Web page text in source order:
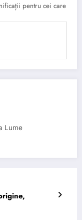
pentru cei care
Lume